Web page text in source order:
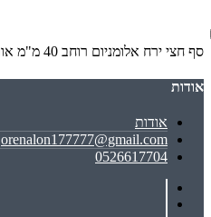
סף חצי ירח אלומניום רוחב 40 מ"מ אורך מוט 3 מטר
אודות
אודות
orenalon177777@gmail.com
0526617704